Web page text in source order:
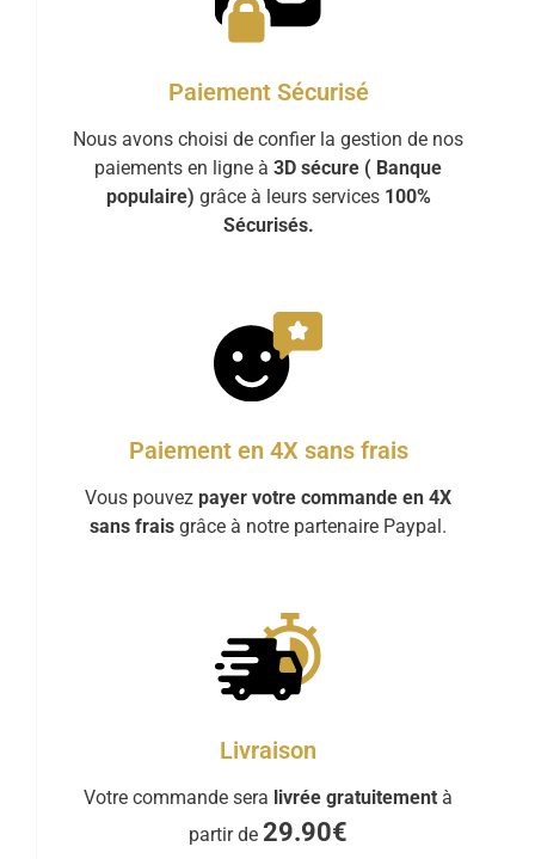
Paiement Sécurisé
Nous avons choisi de confier la gestion de nos
paiements en ligne à 3D sécure ( Banque
populaire) grâce à leurs services 100%
Sécurisés.
Paiement en 4X sans frais
Vous pouvez payer votre commande en 4X
sans frais grâce à notre partenaire Paypal.
Livraison
Votre commande sera livrée gratuitement à
partir de 29.90€